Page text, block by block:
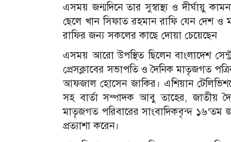
এসময় জন্মদিনে তার সুস্বাস্থ্য ও দীর্ঘায়ু
ছেলে খান সিফাত রহমান রাফি যেন দেশ
রাফির জন্য সকলের কাছে দোয়া চেয়েছেন
এসময় আরো উপস্থিত ছিলেন বাংলাদেশ
প্রেসক্লাবের সভাপতি ও দৈনিক মাতৃজগত
আফজাল হোসেন জাকির। এশিয়ান
সহ বার্তা সম্পাদক আবু তাহের, জাতীয়
মাতৃজগত পরিবারের সাংবাদিকবৃন্দ
প্রত্যাশা করেন।